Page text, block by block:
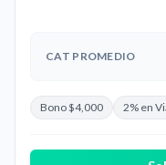
CAT PROMEDIO
Bono $4,000 2% en